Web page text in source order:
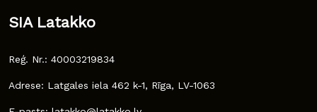
SIA Latakko
Reģ. Nr.: 40003219834
Adrese: Latgales iela 462 k-1, Rīga, LV-1063